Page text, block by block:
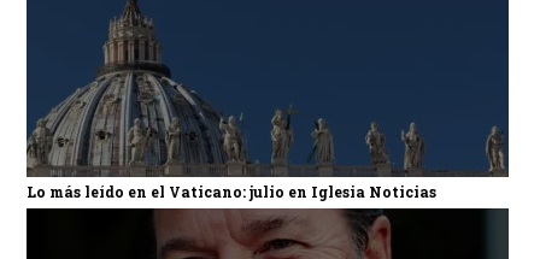
Lo más leído en el Vaticano: julio en Iglesia Noticias